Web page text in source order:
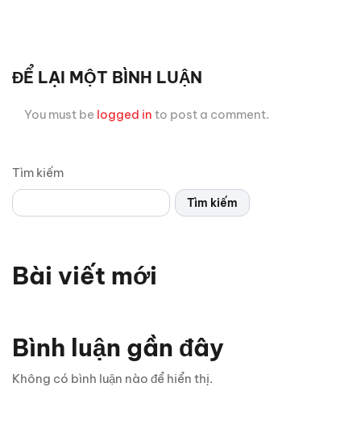
Tìm kiếm
Tìm kiếm
Bài viết mới
Bình luận gần đây
Không có bình luận nào để hiển thị.
ĐỂ LẠI MỘT BÌNH LUẬN
You must be logged in to post a comment.